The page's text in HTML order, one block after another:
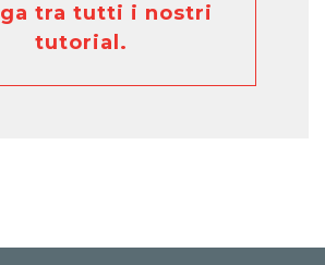
tra tutti i nostri
tutorial.